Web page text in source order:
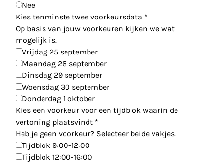
Nee
Kies tenminste twee voorkeursdata *
Op basis van jouw voorkeuren kijken we wat
mogelijk is.
Vrijdag 25 september
Maandag 28 september
Dinsdag 29 september
Woensdag 30 september
Donderdag 1 oktober
Kies een voorkeur voor een tijdblok waarin de
vertoning plaatsvindt *
Heb je geen voorkeur? Selecteer beide vakjes.
Tijdblok 9:00-12:00
Tijdblok 12:00-16:00